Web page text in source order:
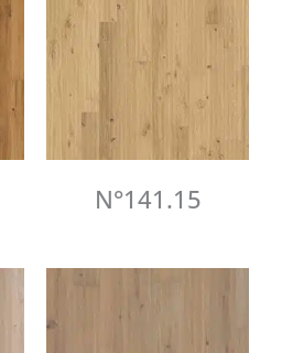
N°141.15